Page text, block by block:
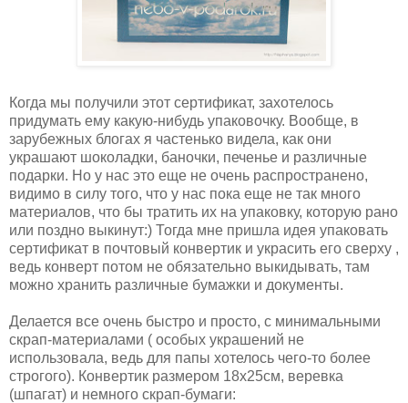
Когда мы получили этот сертификат, захотелось
придумать ему какую-нибудь упаковочку. Вообще, в
зарубежных блогах я частенько видела, как они
украшают шоколадки, баночки, печенье и различные
подарки. Но у нас это еще не очень распространено,
видимо в силу того, что у нас пока еще не так много
материалов, что бы тратить их на упаковку, которую рано
или поздно выкинут:) Тогда мне пришла идея упаковать
сертификат в почтовый конвертик и украсить его сверху ,
ведь конверт потом не обязательно выкидывать, там
можно хранить различные бумажки и документы.
Делается все очень быстро и просто, с минимальными
скрап-материалами ( особых украшений не
использовала, ведь для папы хотелось чего-то более
строгого). Конвертик размером 18х25см, веревка
(шпагат) и немного скрап-бумаги: